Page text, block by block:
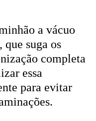
a vácuo
, que suga os
completa
essa
para evitar